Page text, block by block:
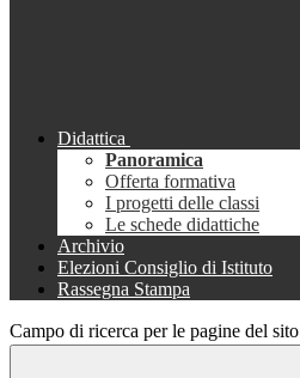
Didattica
Panoramica
Offerta formativa
I progetti delle classi
Le schede didattiche
Archivio
Elezioni Consiglio di Istituto
Rassegna Stampa
Campo di ricerca per le pagine del sito